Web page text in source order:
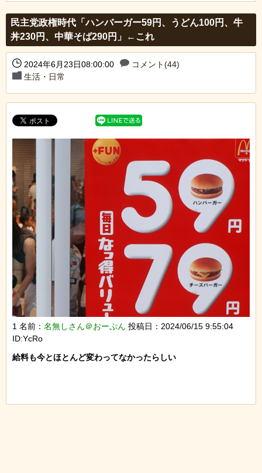
民主党政権時代「ハンバーガー59円、うどん100円、牛
丼230円、中華そば290円」←これ
2024年6月23日08:00:00
コメント(44)
生活・日常
1 名前： 名無しさん＠おーぷん 投稿日：2024/06/15 9:55:04
ID:YcRo
給料も今とほとんど変わってなかったらしい